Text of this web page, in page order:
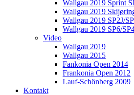
Wallgau 2019 Sprint
Wallgau 2019
Wallgau 2019 SP2J/
Wallgau 2019 SP6/
Video
Wallgau 2019
Wallgau 2015
Fankonia Open 2014
Frankonia Open 2012
Lauf-Schönberg 2009
Kontakt